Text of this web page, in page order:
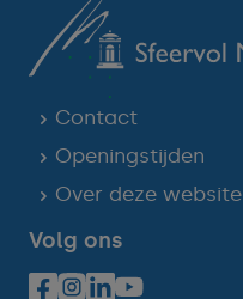
Contact
Openingstijden
Over deze website
Volg ons